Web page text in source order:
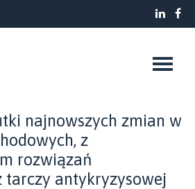
najnowszych zmian w
z
rozwiązań
tarczy antykryzysowej